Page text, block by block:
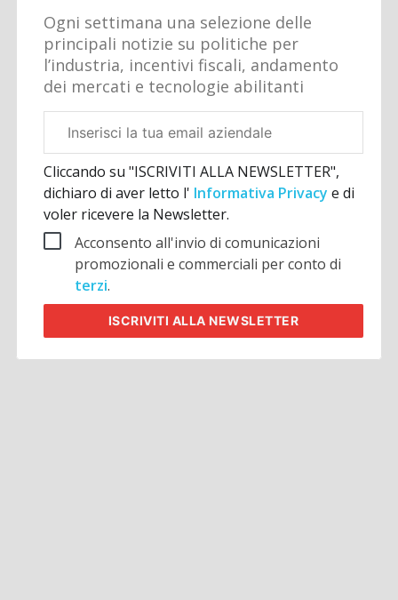
Ogni settimana una selezione delle
principali notizie su politiche per
l’industria, incentivi fiscali, andamento
dei mercati e tecnologie abilitanti
aziendale
Cliccando su "ISCRIVITI ALLA NEWSLETTER",
dichiaro di aver letto l' Informativa Privacye di
voler ricevere la Newsletter.
Acconsento all'invio di comunicazioni
promozionali e commerciali per conto di
terzi.
ISCRIVITI ALLA NEWSLETTER